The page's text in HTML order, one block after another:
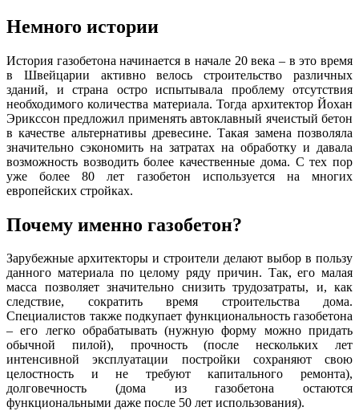
Немного истории
История газобетона начинается в начале 20 века – в это время
в Швейцарии активно велось строительство различных
зданий, и страна остро испытывала проблему отсутствия
необходимого количества материала. Тогда архитектор Йохан
Эрикссон предложил применять автоклавный ячеистый бетон
в качестве альтернативы древесине. Такая замена позволяла
значительно сэкономить на затратах на обработку и давала
возможность возводить более качественные дома. С тех пор
уже более 80 лет газобетон используется на многих
европейских стройках.
Почему именно газобетон?
Зарубежные архитекторы и строители делают выбор в пользу
данного материала по целому ряду причин. Так, его малая
масса позволяет значительно снизить трудозатраты, и, как
следствие, сократить время строительства дома.
Специалистов также подкупает функциональность газобетона
– его легко обрабатывать (нужную форму можно придать
обычной пилой), прочность (после нескольких лет
интенсивной эксплуатации постройки сохраняют свою
целостность и не требуют капитального ремонта),
долговечность (дома из газобетона остаются
функциональными даже после 50 лет использования).